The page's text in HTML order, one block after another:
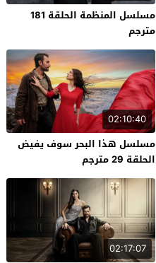
مسلسل المنظمة الحلقة 181
مترجم
02:10:40
مسلسل هذا البحر سوف يفيض
الحلقة 29 مترجم
02:17:07